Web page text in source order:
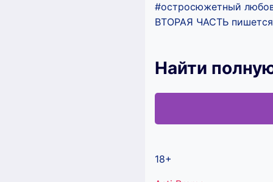
#остросюжетный
ВТОРАЯ ЧАСТЬ
Найти
18+